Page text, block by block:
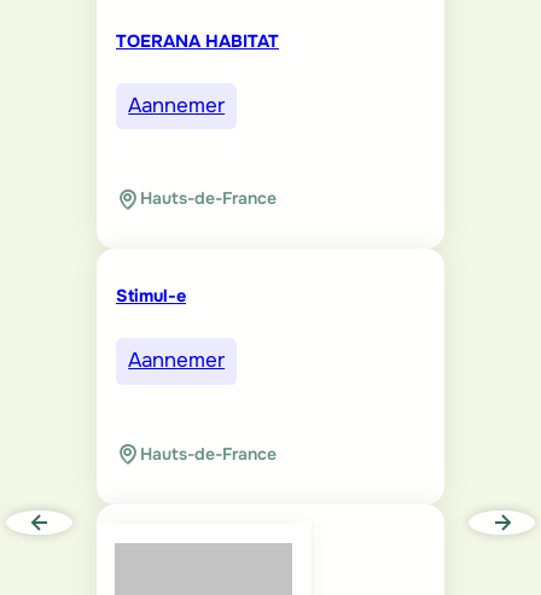
TOERANA HABITAT
Aannemer
Hauts-de-France
Stimul-e
Aannemer
Hauts-de-France